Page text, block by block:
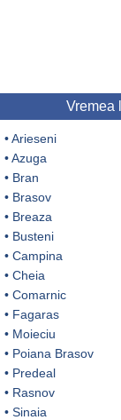
Vremea
•Arieseni
•Azuga
• Bran
• Brasov
• Breaza
• Busteni
• Campina
• Cheia
• Comarnic
• Fagaras
• Moieciu
• Poiana Brasov
• Predeal
• Rasnov
• Sinaia